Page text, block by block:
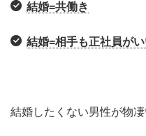
結婚=共働き
結婚=相手も正社員が
結婚したくない男性が物